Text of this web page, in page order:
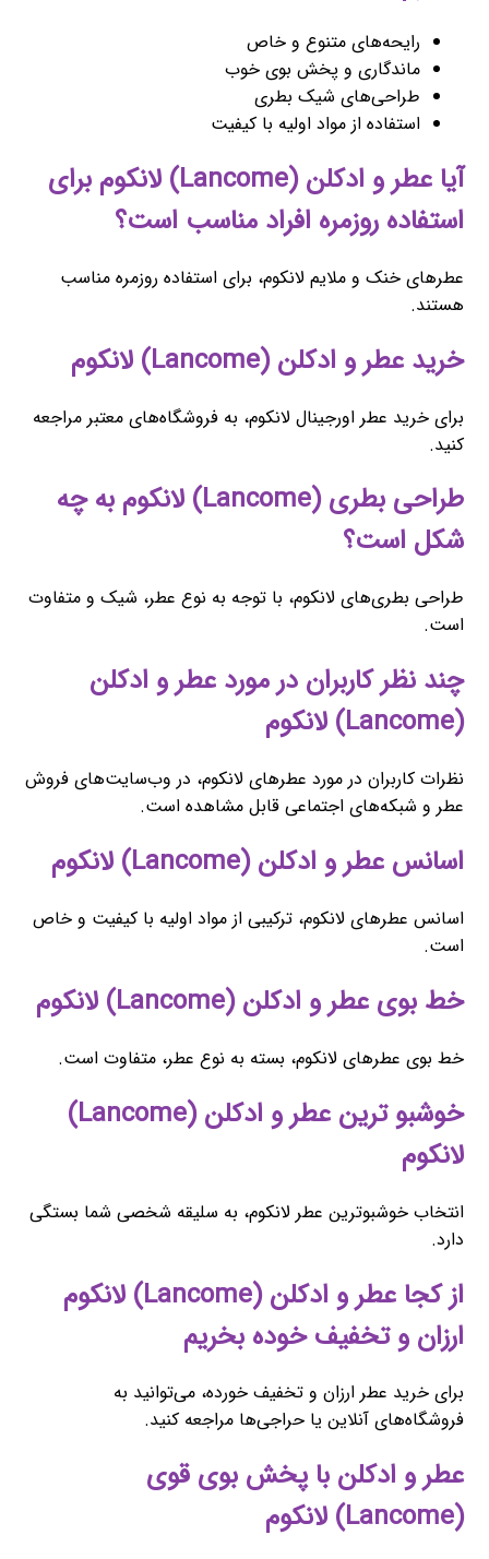
رایحه‌های متنوع و خاص
ماندگاری و پخش بوی خوب
طراحی‌های شیک بطری
استفاده از مواد اولیه با کیفیت
آیا عطر و ادکلن (Lancome) لانکوم برای
استفاده روزمره افراد مناسب است؟
عطرهای خنک و ملایم لانکوم، برای استفاده روزمره مناسب
هستند.
خرید عطر و ادکلن (Lancome) لانکوم
برای خرید عطر اورجینال لانکوم، به فروشگاه‌های معتبر مراجعه
کنید.
طراحی بطری (Lancome) لانکوم به چه
شکل است؟
طراحی بطری‌های لانکوم، با توجه به نوع عطر، شیک و متفاوت
است.
چند نظر کاربران در مورد عطر و ادکلن
(Lancome) لانکوم
نظرات کاربران در مورد عطرهای لانکوم، در وب‌سایت‌های فروش
عطر و شبکه‌های اجتماعی قابل مشاهده است.
اسانس عطر و ادکلن (Lancome) لانکوم
اسانس عطرهای لانکوم، ترکیبی از مواد اولیه با کیفیت و خاص
است.
خط بوی عطر و ادکلن (Lancome) لانکوم
خط بوی عطرهای لانکوم، بسته به نوع عطر، متفاوت است.
خوشبو ترین عطر و ادکلن (Lancome)
لانکوم
انتخاب خوشبوترین عطر لانکوم، به سلیقه شخصی شما بستگی
دارد.
از کجا عطر و ادکلن (Lancome) لانکوم
ارزان و تخفیف خوده بخریم
برای خرید عطر ارزان و تخفیف خورده، می‌توانید به
فروشگاه‌های آنلاین یا حراجی‌ها مراجعه کنید.
عطر و ادکلن با پخش بوی قوی
(Lancome) لانکوم